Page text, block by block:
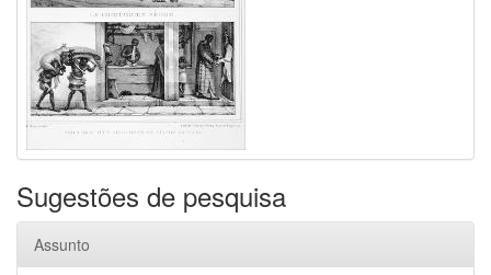
Sugestões de pesquisa
Assunto